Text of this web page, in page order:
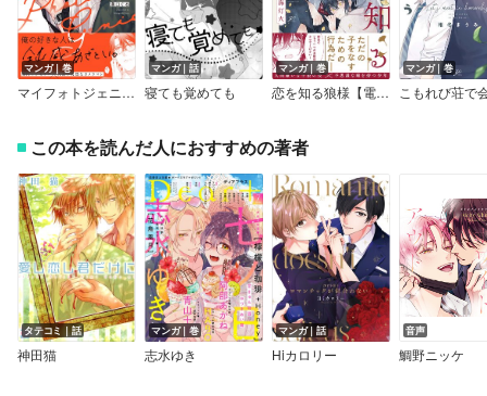
マンガ｜巻
マイフォトジェニック【電子限定描き下ろし漫画＆カラーイラスト付き】
マンガ｜話
寝ても覚めても
マンガ｜巻
恋を知る狼様【電子限定描き下ろし漫画付き】
マンガ｜巻
この本を読んだ人におすすめの著者
タテコミ｜話
神田猫
マンガ｜巻
志水ゆき
マンガ｜話
Hiカロリー
音声
鯛野ニッケ